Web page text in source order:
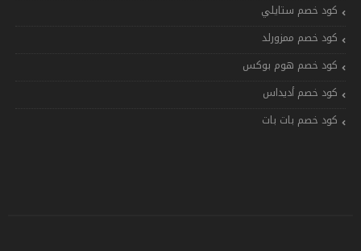
كود خصم ستايلي
كود خصم ممزورلد
كود خصم هوم بوكس
كود خصم أديداس
كود خصم بات بات